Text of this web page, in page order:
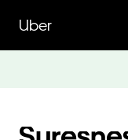
contenu
principal
Uber